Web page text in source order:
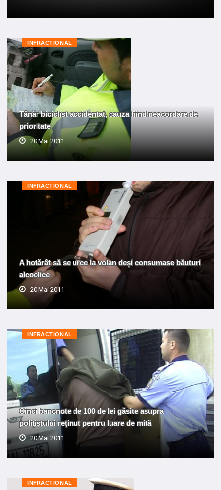
INFRACTIONAL
Tânăr biciclist accidentat, cauza fiind neacordare de
prioritate
20 Mai 2011
INFRACTIONAL
A hotărât să se urce la volan deși consumase băuturi
alcoolice
20 Mai 2011
INFRACTIONAL
Cinci bancnote de 100 de lei găsite asupra
poliţistului reţinut pentru luare de mită
20 Mai 2011
INFRACTIONAL